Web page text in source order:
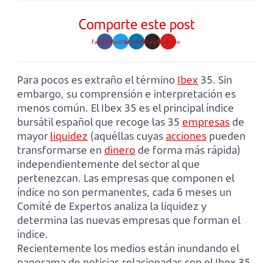
Comparte este post
FacebookTwitterLinkedinInstagramYoutube
Para pocos es extraño el término Ibex 35. Sin
embargo, su comprensión e interpretación es
menos común. El Ibex 35 es el principal índice
bursátil español que recoge las 35 empresas de
mayorliquidez (aquéllas cuyas acciones pueden
transformarse en dinero de forma más rápida)
independientemente del sector al que
pertenezcan. Las empresas que componen el
índice no son permanentes, cada 6 meses un
Comité de Expertos analiza la liquidez y
determina las nuevas empresas que forman el
índice.
Recientemente los medios están inundando el